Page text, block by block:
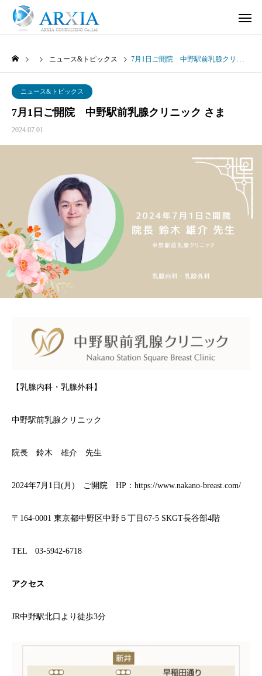
ニュース&トピックス 7月1日ご開院 中野駅前乳腺クリニック さま
ニュース&トピックス
7月1日ご開院 中野駅前乳腺クリニック さま
2024.07.01
【乳腺内科・乳腺外科】
中野駅前乳腺クリニック
院長 鈴木 雄介 先生
2024年7月1日(月) ご開院 HP： https://www.nakano-breast.com/
〒164-0001 東京都中野区中野５丁目67-5 SKGT長谷部4階
TEL 03-5942-6718
アクセス
JR中野駅北口より徒歩3分